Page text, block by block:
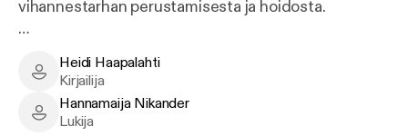
vihannestarhan perustamisesta ja hoidosta.
metsäpuutarha tai luonnonmukainen lavatarha –
Luomutarhurista löydät jokaiselle sopivan tavan
viljellä omia vihanneksia, yrttejä ja syötäviä kukkia
Heidi Haapalahti - Author
Heidi Haapalahti
Kirjailija
Hannamaija Nikander - Narrator
Hannamaija Nikander
Lukija